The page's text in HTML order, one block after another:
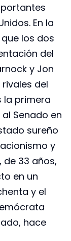
En la
los dos
del
y Jon
del
la primera
Senado en
sureño
y
33 años,
en un
y el
hace